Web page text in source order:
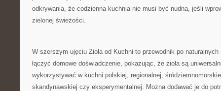
odkrywania, że codzienna kuchnia nie musi być nudna, jeśli
zielonej świeżości.
W szerszym ujęciu Zioła od Kuchni to przewodnik po
łączyć domowe doświadczenie, pokazując, że zioła są
wykorzystywać w kuchni polskiej, regionalnej,
skandynawskiej czy eksperymentalnej. Można dodawać je do